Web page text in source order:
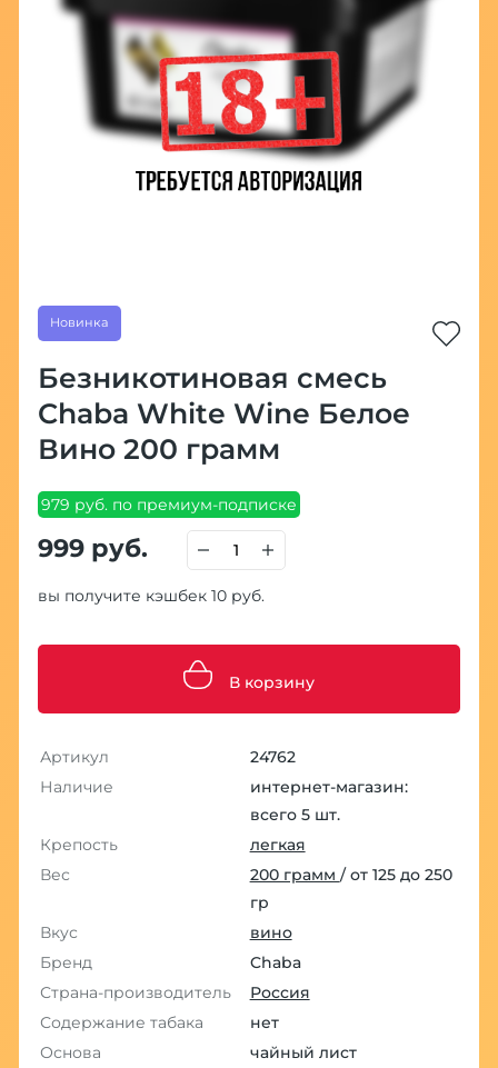
Новинка
Безникотиновая смесь
Chaba White Wine Белое
Вино 200 грамм
979 руб. по премиум-подписке
999 руб.
вы получите кэшбек 10 руб.
В корзину
Артикул
24762
Наличие
интернет-магазин:
всего 5 шт.
Крепость
легкая
Вес
200 грамм / от 125 до 250
гр
Вкус
вино
Бренд
Chaba
Страна-производитель
Россия
Содержание табака
нет
Основа
чайный лист